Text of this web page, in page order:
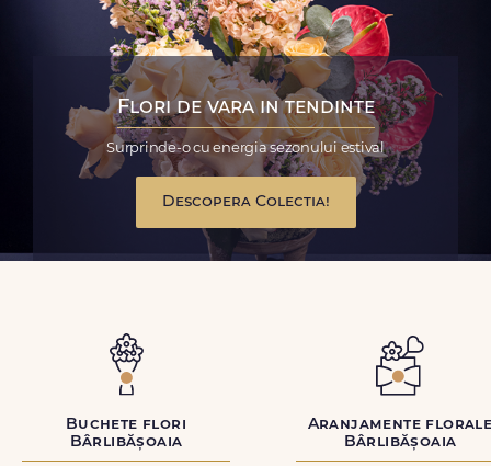
Flori de vara in tendinte
Surprinde-o cu energia sezonului estival
Descopera Colectia!
Buchete flori
Bârlibășoaia
Aranjamente
Bârlibășoaia